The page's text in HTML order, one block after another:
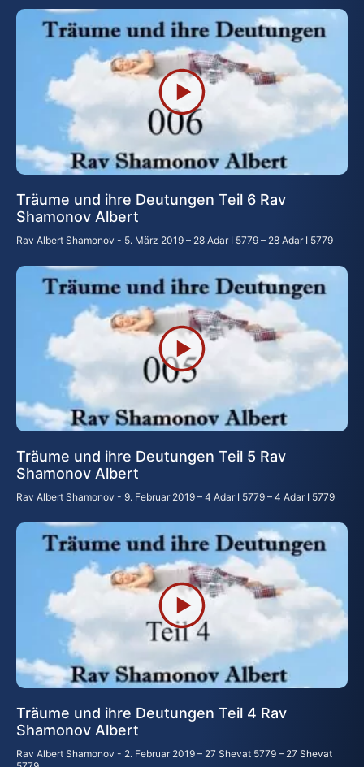
Träume und ihre Deutungen Teil 6 Rav
Shamonov Albert
Rav Albert Shamonov 5. März 2019 – 28 Adar I 5779 – 28 Adar I 5779
Träume und ihre Deutungen Teil 5 Rav
Shamonov Albert
Rav Albert Shamonov 9. Februar 2019 – 4 Adar I 5779 – 4 Adar I 5779
Träume und ihre Deutungen Teil 4 Rav
Shamonov Albert
Rav Albert Shamonov
2. Februar 2019 – 27 Shevat 5779 – 27 Shevat